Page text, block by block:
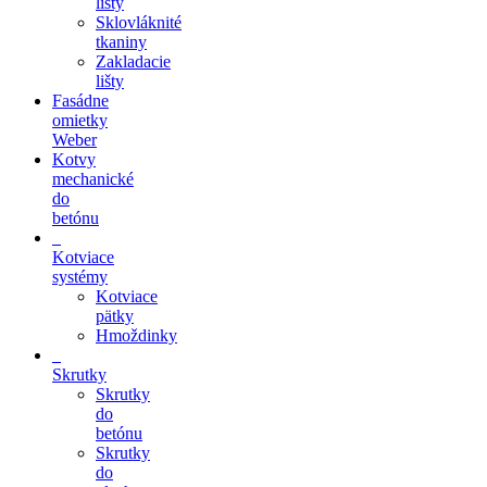
Sklovláknité
tkaniny
Zakladacie
lišty
Fasádne
omietky
Weber
Kotvy
mechanické
do
betónu
Kotviace
systémy
Kotviace
pätky
Hmoždinky
Skrutky
Skrutky
do
betónu
Skrutky
do